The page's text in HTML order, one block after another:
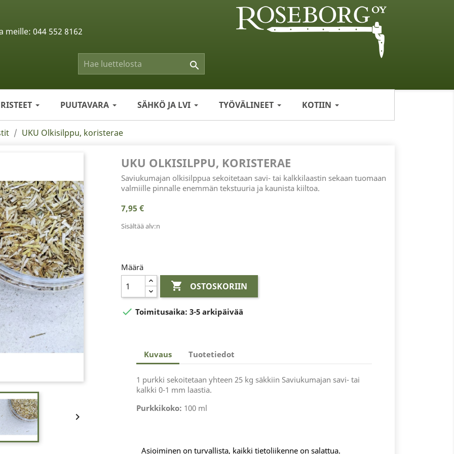

PUUTAVARA SÄHKÖ JA LVI TYÖVÄLINEET KOTIIN
meille: 044 552 8162
UKU Olkisilppu, koristerae

UKU OLKISILPPU, KORISTERAE
Saviukumajan olkisilppua sekoitetaan savi- tai kalkkilaastin sekaan tuomaan
valmiille pinnalle enemmän tekstuuria ja kaunista kiiltoa.
7,95 €
Sisältää alv:n
Määrä
 OSTOSKORIIN
 Toimitusaika: 3-5 arkipäivää
Kuvaus Tuotetiedot
1 purkki sekoitetaan yhteen 25 kg säkkiin Saviukumajan savi- tai
kalkki 0-1 mm laastia.
Purkkikoko: 100 ml
Asioiminen on turvallista, kaikki tietoliikenne on salattua.